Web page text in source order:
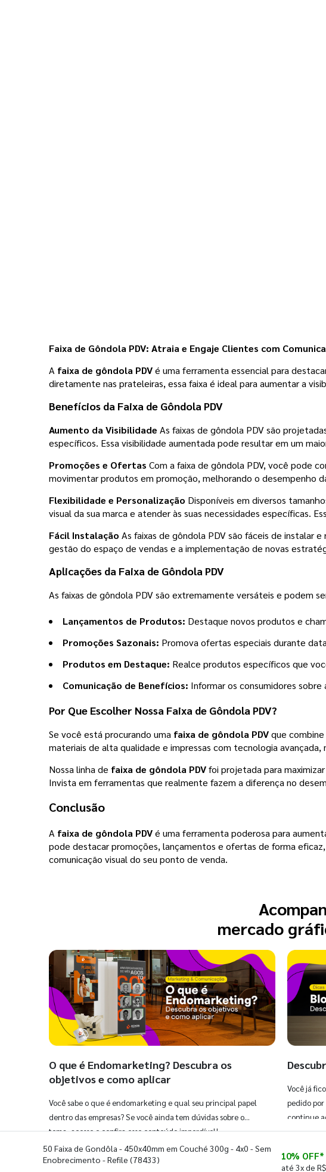
Faixa de Gôndola PDV: Atraia e Engaje Clientes com
A faixa de gôndola PDVé uma ferramenta essencial para
diretamente nas prateleiras, essa faixa é ideal para aumentar a
Benefícios da Faixa de Gôndola PDV
Aumento da Visibilidade As faixas de gôndola PDV são
específicos. Essa visibilidade aumentada pode resultar em um
Promoções e Ofertas Com a faixa de gôndola PDV, você pode
movimentar produtos em promoção, melhorando o desempenho
Flexibilidade e Personalização Disponíveis em diversos
visual da sua marca e atender às suas necessidades específicas.
Fácil Instalação As faixas de gôndola PDV são fáceis de instalar
gestão do espaço de vendas e a implementação de novas
Aplicações da Faixa de Gôndola PDV
As faixas de gôndola PDV são extremamente versáteis e podem
Lançamentos de Produtos: Destaque novos produtos e
Promoções Sazonais: Promova ofertas especiais durante
Produtos em Destaque: Realce produtos específicos que
Comunicação de Benefícios: Informar os consumidores
Por Que Escolher Nossa Faixa de Gôndola PDV?
Se você está procurando uma faixa de gôndola PDVque
materiais de alta qualidade e impressas com tecnologia
Nossa linha de faixa de gôndola PDVfoi projetada para
Invista em ferramentas que realmente fazem a diferença no
Conclusão
A faixa de gôndola PDVé uma ferramenta poderosa para
pode destacar promoções, lançamentos e ofertas de forma
comunicação visual do seu ponto de venda.
mercado
O que é Endomarketing? Descubra os
objetivos e como aplicar
Você sabe o que é endomarketing e qual seu principal papel
dentro das empresas? Se você ainda tem dúvidas sobre o
tema, acesse e confira esse conteúdo imperdível!
Você já
pedido
continue
50 Faixa de Gondôla - 450x40mm em Couché 300g - 4x0 - Sem
Enobrecimento - Refile (78433) 10% OFF*
até 3x de